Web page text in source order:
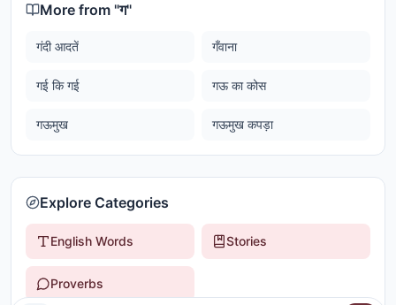
More from "ग"
गंदी आदतें गँवाना
गई कि गई गऊ का कोस
गऊमुख गऊमुख कपड़ा
Explore Categories
English Words Stories
Proverbs